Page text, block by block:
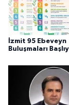
İzmit 95 Ebeveyn
Buluşmaları